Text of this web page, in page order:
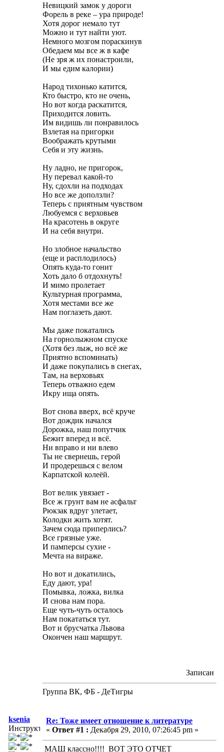
Невицкий замок у дороги
Форель в реке – ура природе!
Хотя дорог немало тут
Можно и тут найти уют.
Немного мозгом пораскинув
Обедаем мы все ж в кафе
(Не зря ж их понастроили,
И мы едим калории)
Народ тихонько катится,
Кто быстро, кто не очень,
Но вот когда раскатится,
Приходится ловить.
Им видишь ли понравилось
Взлетая на пригорки
Воображать крутыми
Себя и эту жизнь.
Ну ладно, не пригорок,
Ну перевал какой-то
Ну, сдохли на подходах
Но все же доползли?
Теперь с приятным чувством
Любуемся с верховьев
На красотень в округе
И на себя внутри.
Но злобное начальство
(еще и расплодилось)
Опять куда-то гонит
Хоть дало б отдохнуть!
И мимо пролетает
Культурная программа,
Хотя местами все же
Нам поглазеть дают.
Мы даже покатались
На горнолыжном спуске
(Хотя без лыж, но всё же
Приятно вспоминать)
И даже покупались в снегах,
Там, на верховьях
Теперь отважно едем
Икру ища опять.
Вот снова вверх, всё круче
Вот дождик начался
Дорожка, наш попутчик
Бежит вперед и всё.
Ни вправо и ни влево
Ты не свернешь, герой
И продерешься с велом
Карпатской колеёй.
Вот велик увязает -
Все ж грунт вам не асфальт
Рюкзак вдруг улетает,
Колодки жить хотят.
Зачем сюда приперлись?
Все грязные уже.
И памперсы сухие -
Мечта на вираже.
Но вот и докатились,
Еду дают, ура!
Помывка, ложка, вилка
И снова нам пора.
Еще чуть-чуть осталось
Нам покататься тут.
Вот и брусчатка Львова
Окончен наш маршрут.
Записан
Группа ВК, ФБ - ДеТигры
ksenia
Инструктор
Re: Тоже имеет отношение к литературе
« Ответ #1 : Декабря 29, 2010, 07:26:45 pm »
МАШ классно!!!! ВОТ ЭТО ОТЧЕТ